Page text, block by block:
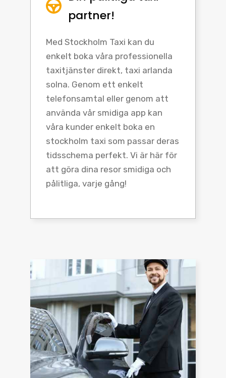
partner!
Med Stockholm Taxi kan du
enkelt boka våra professionella
taxitjänster direkt, taxi arlanda
solna. Genom ett enkelt
telefonsamtal eller genom att
använda vår smidiga app kan
våra kunder enkelt boka en
stockholm taxi som passar deras
tidsschema perfekt. Vi är här för
att göra dina resor smidiga och
pålitliga, varje gång!